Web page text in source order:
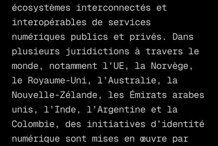
écosystèmes interconnectés et
interopérables de services
numériques publics et privés. Dans
plusieurs juridictions à travers le
monde, notamment l’UE, la Norvège,
le Royaume-Uni, l’Australie, la
Nouvelle-Zélande, les Émirats arabes
unis, l’Inde, l’Argentine et la
Colombie, des initiatives d’identité
numérique sont mises en œuvre par